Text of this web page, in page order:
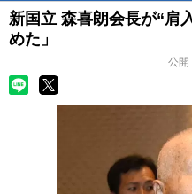
新国立 森喜朗会長が“肩
めた」
公開